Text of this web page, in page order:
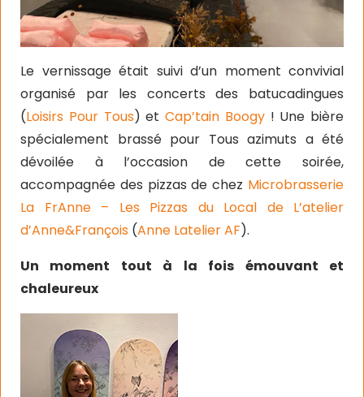
Le vernissage était suivi d’un moment convivial
organisé par les concerts des batucadingues
(Loisirs Pour Tous) et Cap’tain Boogy! Une bière
spécialement brassé pour Tous azimuts a été
dévoilée à l’occasion de cette soirée,
accompagnée des pizzas de chez Microbrasserie
La FrAnne – Les Pizzas du Local de L’atelier
d’Anne&François (Anne Latelier AF).
Un moment tout à la fois émouvant et
chaleureux